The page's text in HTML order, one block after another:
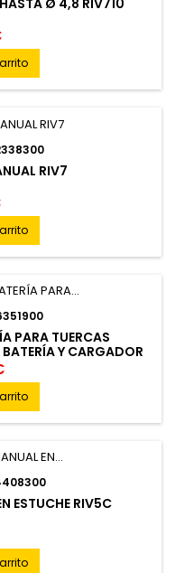
Ø 4,8 RIV710
RIV7
PARA TUERCAS
Y CARGADOR
ESTUCHE RIV5C